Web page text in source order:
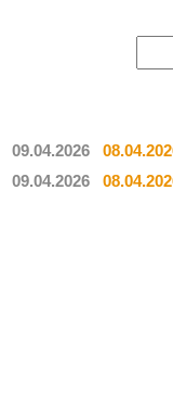
09.04.2026
09.04.2026